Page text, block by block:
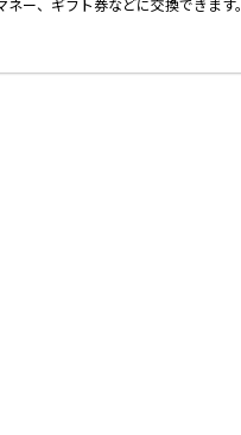
ー、ギフト券などに交換できます。